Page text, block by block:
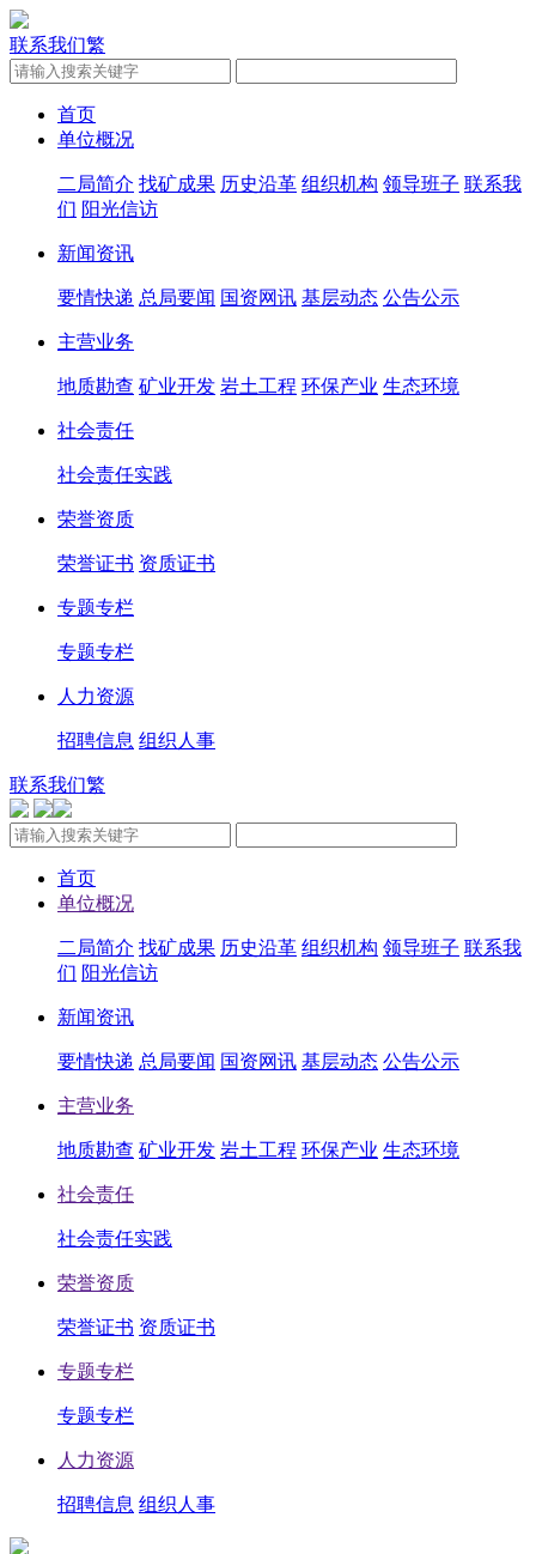
联系我们繁
首页
单位概况
二局简介 找矿成果 历史沿革 组织机构 领导班子 联系我
们 阳光信访
新闻资讯
要情快递 总局要闻 国资网讯 基层动态 公告公示
主营业务
地质勘查 矿业开发 岩土工程 环保产业 生态环境
社会责任
社会责任实践
荣誉资质
荣誉证书 资质证书
专题专栏
专题专栏
人力资源
招聘信息 组织人事
联系我们繁
首页
单位概况
二局简介 找矿成果 历史沿革 组织机构 领导班子 联系我
们 阳光信访
新闻资讯
要情快递 总局要闻 国资网讯 基层动态 公告公示
主营业务
地质勘查 矿业开发 岩土工程 环保产业 生态环境
社会责任
社会责任实践
荣誉资质
荣誉证书 资质证书
专题专栏
专题专栏
人力资源
招聘信息 组织人事